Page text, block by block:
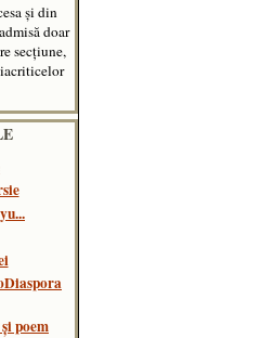
și din
doar
secțiune,
.
poem